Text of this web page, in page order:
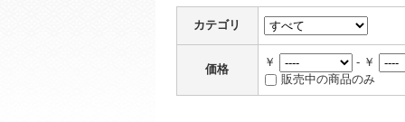
カテゴリ
価格
￥
- ￥
販売中の商品のみ